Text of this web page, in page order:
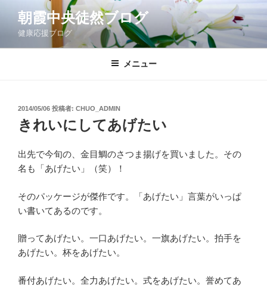
ン
朝霞中央徒然ブログ
健康応援ブログ
メニュー
投
稿
日:
2014/05/06 投稿者: CHUO_ADMIN
きれいにしてあげたい
出先で今旬の、金目鯛のさつま揚げを買いました。その
名も「あげたい」（笑）！
そのパッケージが傑作です。「あげたい」言葉がいっぱ
い書いてあるのです。
贈ってあげたい。一口あげたい。一旗あげたい。拍手を
あげたい。杯をあげたい。
番付あげたい。全力あげたい。式をあげたい。誉めてあ